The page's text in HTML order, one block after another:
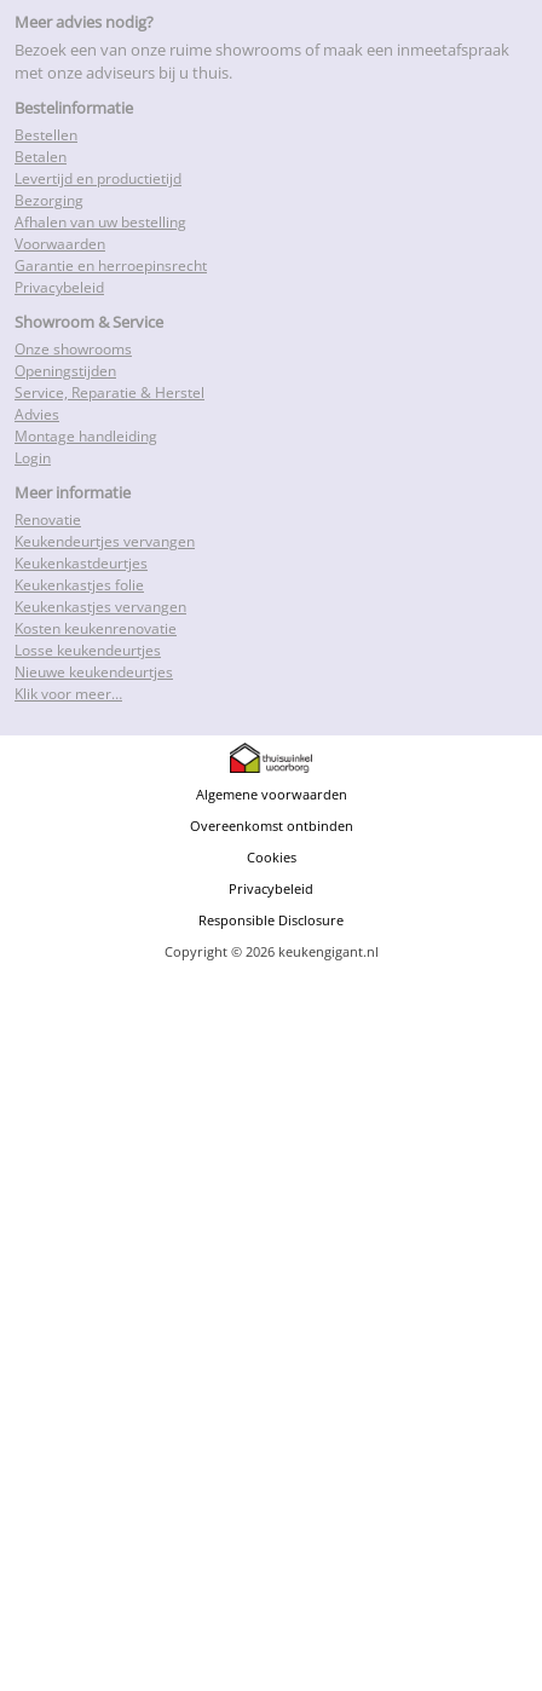
Meer advies nodig?
Bezoek een van onze ruime showrooms of maak een inmeetafspraak
met onze adviseurs bij u thuis.
Bestelinformatie
Bestellen
Betalen
Levertijd en productietijd
Bezorging
Afhalen van uw bestelling
Voorwaarden
Garantie en herroepinsrecht
Privacybeleid
Showroom & Service
Onze showrooms
Openingstijden
Service, Reparatie & Herstel
Advies
Montage handleiding
Login
Meer informatie
Renovatie
Keukendeurtjes vervangen
Keukenkastdeurtjes
Keukenkastjes folie
Keukenkastjes vervangen
Kosten keukenrenovatie
Losse keukendeurtjes
Nieuwe keukendeurtjes
Klik voor meer…
Algemene voorwaarden
Overeenkomst ontbinden
Cookies
Privacybeleid
Responsible Disclosure
Copyright © 2026 keukengigant.nl